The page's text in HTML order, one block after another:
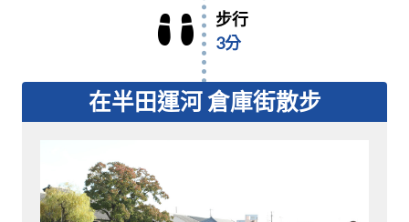
步行
3分
在半田運河 倉庫街散步